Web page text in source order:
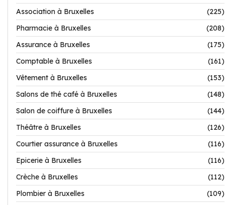
Association à Bruxelles
(225)
Pharmacie à Bruxelles
(208)
Assurance à Bruxelles
(175)
Comptable à Bruxelles
(161)
Vêtement à Bruxelles
(153)
Salons de thé café à Bruxelles
(148)
Salon de coiffure à Bruxelles
(144)
Théâtre à Bruxelles
(126)
Courtier assurance à Bruxelles
(116)
Epicerie à Bruxelles
(116)
Crèche à Bruxelles
(112)
Plombier à Bruxelles
(109)